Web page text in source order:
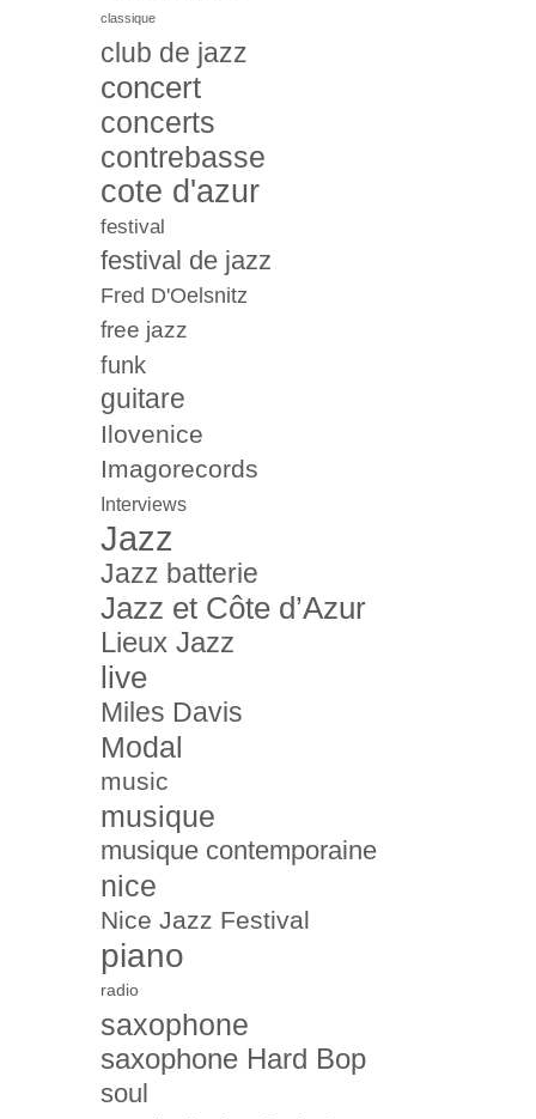
classique
club de jazz
concert
concerts
contrebasse
cote d'azur
festival
festival de jazz
Fred D'Oelsnitz
free jazz
funk
guitare
Ilovenice
Imagorecords
Interviews
Jazz
Jazz batterie
Jazz et Côte d’Azur
Lieux Jazz
live
Miles Davis
Modal
music
musique
musique contemporaine
nice
Nice Jazz Festival
piano
radio
saxophone
saxophone Hard Bop
soul